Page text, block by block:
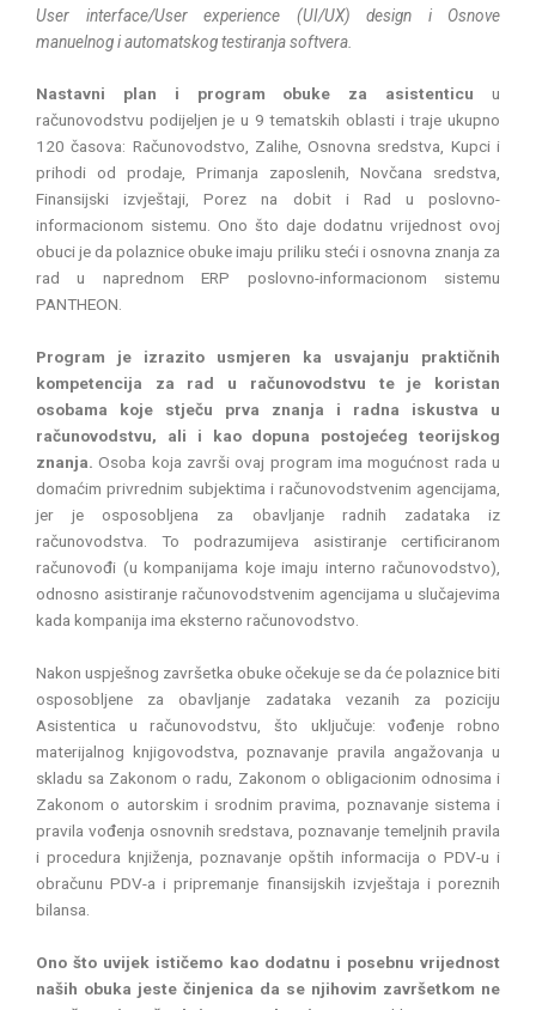
User interface/User experience (UI/UX) design i Osnove
manuelnog i automatskog testiranja softvera.
Nastavni plan i program obuke za asistenticu u
računovodstvu podijeljen je u 9 tematskih oblasti i traje ukupno
120 časova: Računovodstvo, Zalihe, Osnovna sredstva, Kupci i
prihodi od prodaje, Primanja zaposlenih, Novčana sredstva,
Finansijski izvještaji, Porez na dobit i Rad u poslovno-
informacionom sistemu. Ono što daje dodatnu vrijednost ovoj
obuci je da polaznice obuke imaju priliku steći i osnovna znanja za
rad u naprednom ERP poslovno-informacionom sistemu
PANTHEON.
Program je izrazito usmjeren ka usvajanju praktičnih
kompetencija za rad u računovodstvu te je koristan
osobama koje stječu prva znanja i radna iskustva u
računovodstvu, ali i kao dopuna postojećeg teorijskog
znanja. Osoba koja završi ovaj program ima mogućnost rada u
domaćim privrednim subjektima i računovodstvenim agencijama,
jer je osposobljena za obavljanje radnih zadataka iz
računovodstva. To podrazumijeva asistiranje certificiranom
računovođi (u kompanijama koje imaju interno računovodstvo),
odnosno asistiranje računovodstvenim agencijama u slučajevima
kada kompanija ima eksterno računovodstvo.
Nakon uspješnog završetka obuke očekuje se da će polaznice biti
osposobljene za obavljanje zadataka vezanih za poziciju
Asistentica u računovodstvu, što uključuje: vođenje robno
materijalnog knjigovodstva, poznavanje pravila angažovanja u
skladu sa Zakonom o radu, Zakonom o obligacionim odnosima i
Zakonom o autorskim i srodnim pravima, poznavanje sistema i
pravila vođenja osnovnih sredstava, poznavanje temeljnih pravila
i procedura knjiženja, poznavanje opštih informacija o PDV-u i
obračunu PDV-a i pripremanje finansijskih izvještaja i poreznih
bilansa.
Ono što uvijek ističemo kao dodatnu i posebnu vrijednost
naših obuka jeste činjenica da se njihovim završetkom ne